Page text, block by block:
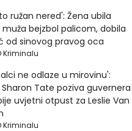
ružan nered': Žena ubila
muža bejzbol palicom, dobila
od sinovog pravog oca
Kriminalu
ne odlaze u mirovinu':
Tate poziva guvernera
uvjetni otpust za Leslie Van
Kriminalu